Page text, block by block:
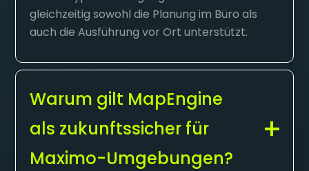
gleichzeitig sowohl die Planung im Büro als
auch die Ausführung vor Ort unterstützt.
Warum gilt MapEngine
als zukunftssicher für
Maximo-Umgebungen?